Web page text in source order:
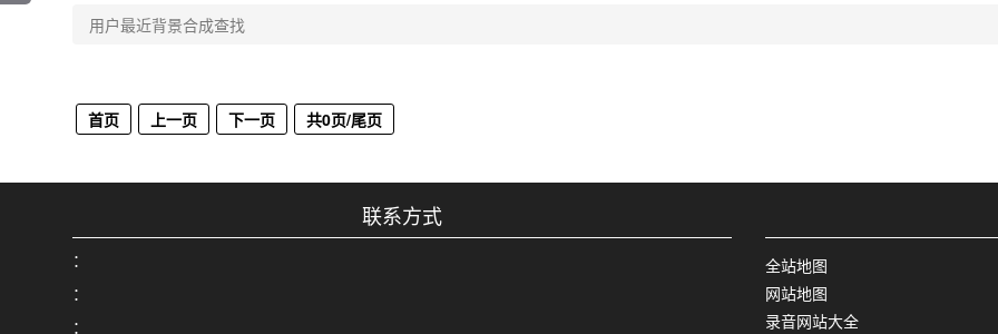
用户最近背景合成查找
首页 上一页 下一页 共0页/尾页
联系方式
：
：
：
全站地图
网站地图
录音网站大全